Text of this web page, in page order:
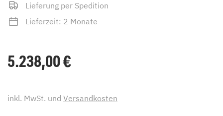
Lieferung per Spedition
Lieferzeit: 2 Monate
5.238,00€
inkl. MwSt. und Versandkosten